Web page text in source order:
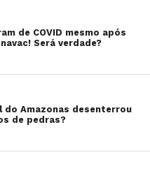
de COVID mesmo após
Será verdade?
do Amazonas desenterrou
de pedras?